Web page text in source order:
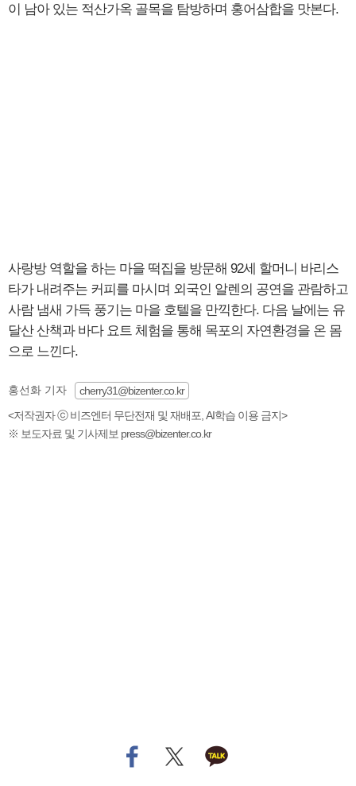
이 남아 있는 적산가옥 골목을 탐방하며 홍어삼합을 맛본다.
사랑방 역할을 하는 마을 떡집을 방문해 92세 할머니 바리스
타가 내려주는 커피를 마시며 외국인 알렌의 공연을 관람하고
사람 냄새 가득 풍기는 마을 호텔을 만끽한다. 다음 날에는 유
달산 산책과 바다 요트 체험을 통해 목포의 자연환경을 온 몸
으로 느낀다.
홍선화 기자
cherry31@bizenter.co.kr
<저작권자 ⓒ 비즈엔터 무단전재 및 재배포, AI학습 이용 금지>
※ 보도자료 및 기사제보 press@bizenter.co.kr